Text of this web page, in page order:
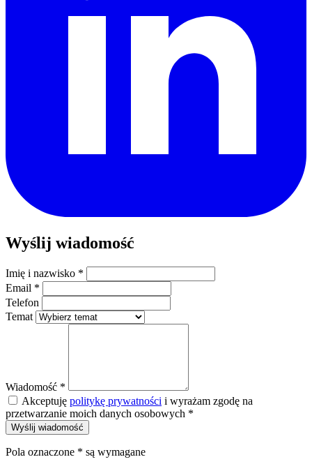
Wyślij wiadomość
Imię i nazwisko *
Email *
Telefon
Temat
Wiadomość *
Akceptuję politykę prywatności i wyrażam zgodę na
przetwarzanie moich danych osobowych *
Wyślij wiadomość
Pola oznaczone * są wymagane